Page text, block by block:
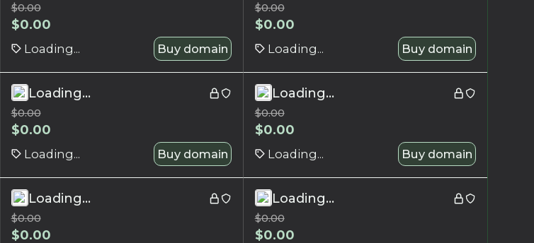
$0.00
$0.00
Loading... Buy domain
$0.00
$0.00
Loading... Buy domain
Loading...
$0.00
$0.00
Loading... Buy domain
Loading...
$0.00
$0.00
Loading... Buy domain
Loading...
$0.00
$0.00
Loading...
$0.00
$0.00